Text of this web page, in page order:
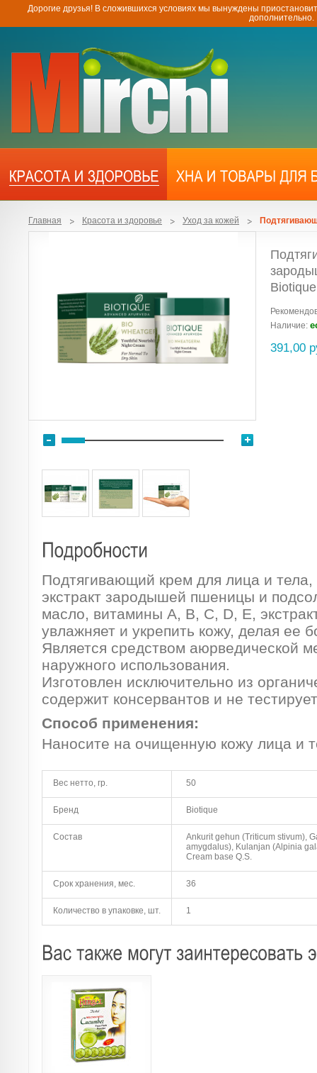
Дорогие друзья! В сложившихся условиях мы вынуждены
Главная Красота и здоровье Уход за кожей
Наличие:
391,00
Подтягивающий крем для лица и тела,
экстракт зародышей пшеницы и
масло, витамины A, B, C, D, E,
увлажняет и укрепить кожу, делая ее
Является средством аюрведической
наружного использования.
Изготовлен исключительно из
содержит консервантов и не
Способ применения:
Наносите на очищенную кожу лица и
Вес нетто, гр. 50
Бренд Biotique
Состав
Ankurit gehun (Triticum stivum),
amygdalus), Kulanjan (Alpinia
Cream base Q.S.
Срок хранения, мес. 36
Количество в упаковке, шт. 1